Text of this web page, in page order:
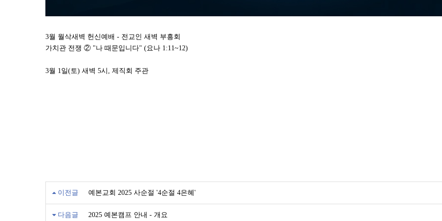
3월 월삭새벽 헌신예배 - 전교인 새벽 부흥회
가치관 전쟁 ② "나 때문입니다" (요나 1:11~12)
3월 1일(토) 새벽 5시, 제직회 주관
이전글 예본교회 2025 사순절 '4순절 4은혜'
다음글 2025 예본캠프 안내 - 개요